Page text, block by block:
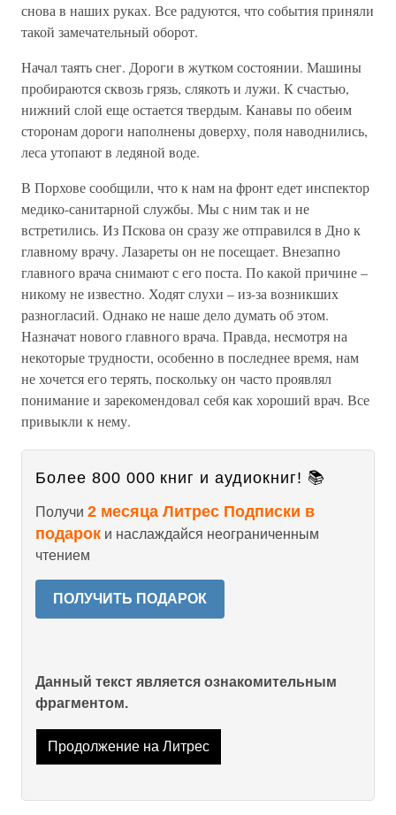
снова в наших руках. Все радуются, что события приняли
такой замечательный оборот.
Начал таять снег. Дороги в жутком состоянии. Машины
пробираются сквозь грязь, слякоть и лужи. К счастью,
нижний слой еще остается твердым. Канавы по обеим
сторонам дороги наполнены доверху, поля наводнились,
леса утопают в ледяной воде.
В Порхове сообщили, что к нам на фронт едет инспектор
медико-санитарной службы. Мы с ним так и не
встретились. Из Пскова он сразу же отправился в Дно к
главному врачу. Лазареты он не посещает. Внезапно
главного врача снимают с его поста. По какой причине –
никому не известно. Ходят слухи – из-за возникших
разногласий. Однако не наше дело думать об этом.
Назначат нового главного врача. Правда, несмотря на
некоторые трудности, особенно в последнее время, нам
не хочется его терять, поскольку он часто проявлял
понимание и зарекомендовал себя как хороший врач. Все
привыкли к нему.
Более 800 000 книг и аудиокниг! 📚
Получи 2 месяца Литрес Подписки в
подарок и наслаждайся неограниченным
чтением
ПОЛУЧИТЬ ПОДАРОК
Данный текст является ознакомительным
фрагментом.
Продолжение на Литрес